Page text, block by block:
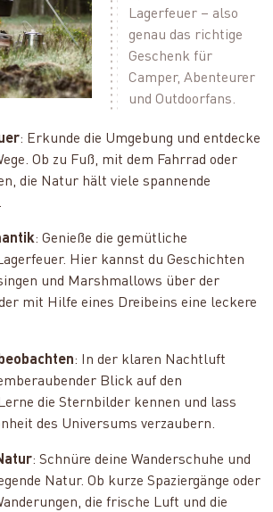
Lagerfeuer – also
genau das richtige
Geschenk für
Camper, Abenteurer
und Outdoorfans.
: Erkunde die Umgebung und entdecke
Ob zu Fuß, mit dem Fahrrad oder
die Natur hält viele spannende
: Genieße die gemütliche
Hier kannst du Geschichten
und Marshmallows über der
mit Hilfe eines Dreibeins eine leckere
: In der klaren Nachtluft
Blick auf den
die Sternbilder kennen und lass
des Universums verzaubern.
: Schnüre deine Wanderschuhe und
Natur. Ob kurze Spaziergänge oder
die frische Luft und die